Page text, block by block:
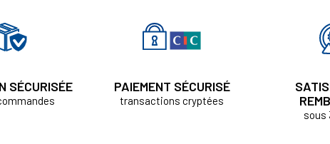
SÉCURISÉE PAIEMENT SÉCURISÉ
transactions cryptées
sous